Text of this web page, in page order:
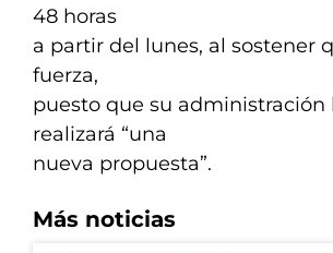
48 horas
a partir del lunes, al sostener
fuerza,
puesto que su administración
realizará “una
nueva propuesta”.
Más noticias